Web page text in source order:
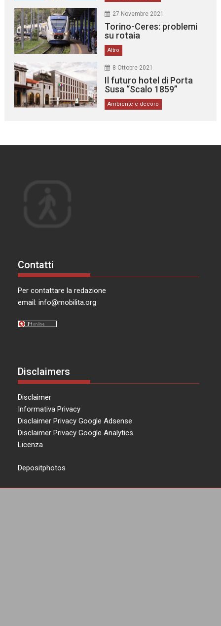
27 Novembre 2021
Torino-Ceres: problemi
su rotaia
Altro
8 Ottobre 2021
Il futuro hotel di Porta
Susa “Scalo 1859”
Ambiente e decoro
Contatti
Per contattare la redazione
email:info@mobilita.org
Disclaimers
Disclaimer
Informativa Privacy
Disclaimer Privacy Google Adsense
Disclaimer Privacy Google Analytics
Licenza
Depositphotos